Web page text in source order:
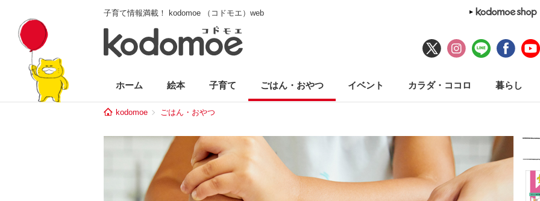
子育て情報満載！ kodomoe （コドモエ）web
ホーム 絵本 子育て ごはん・おやつ イベント カラダ・ココロ 暮らし
kodomoe ごはん・おやつ